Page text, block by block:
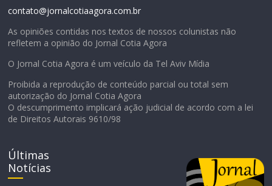
contato@jornalcotiaagora.com.br
As opiniões contidas nos textos de nossos colunistas não
refletem a opinião do Jornal Cotia Agora
O Jornal Cotia Agora é um veículo da Tel Aviv Mídia
Proibida a reprodução de conteúdo parcial ou total sem
autorização do Jornal Cotia Agora
O descumprimento implicará ação judicial de acordo com a lei
de Direitos Autorais 9610/98
Últimas
Notícias